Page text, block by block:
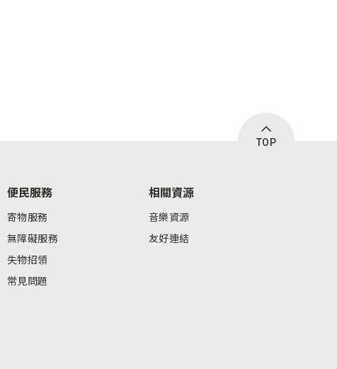
TOP
便民服務
寄物服務
無障礙服務
失物招領
常見問題
相關資源
音樂資源
友好連結